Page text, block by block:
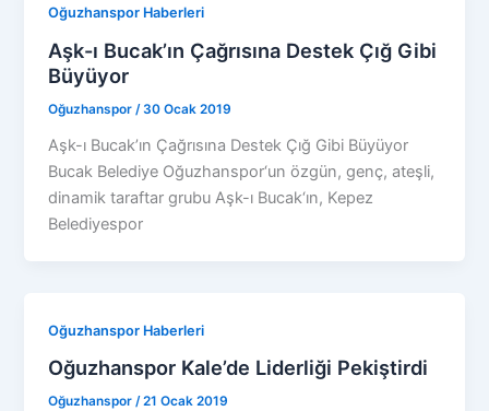
Oğuzhanspor Haberleri
Aşk-ı Bucak’ın Çağrısına Destek Çığ Gibi
Büyüyor
Oğuzhanspor/30 Ocak 2019
Aşk-ı Bucak’ın Çağrısına Destek Çığ Gibi Büyüyor
Bucak Belediye Oğuzhanspor‘un özgün, genç, ateşli,
dinamik taraftar grubu Aşk-ı Bucak‘ın, Kepez
Belediyespor
Oğuzhanspor Haberleri
Oğuzhanspor Kale’de Liderliği Pekiştirdi
Oğuzhanspor/21 Ocak 2019